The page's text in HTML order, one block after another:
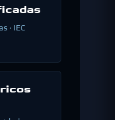
· IEC